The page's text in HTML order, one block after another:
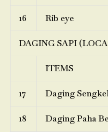
16 Rib eye
DAGING SAPI
ITEMS
17 Daging
18 Daging Paha